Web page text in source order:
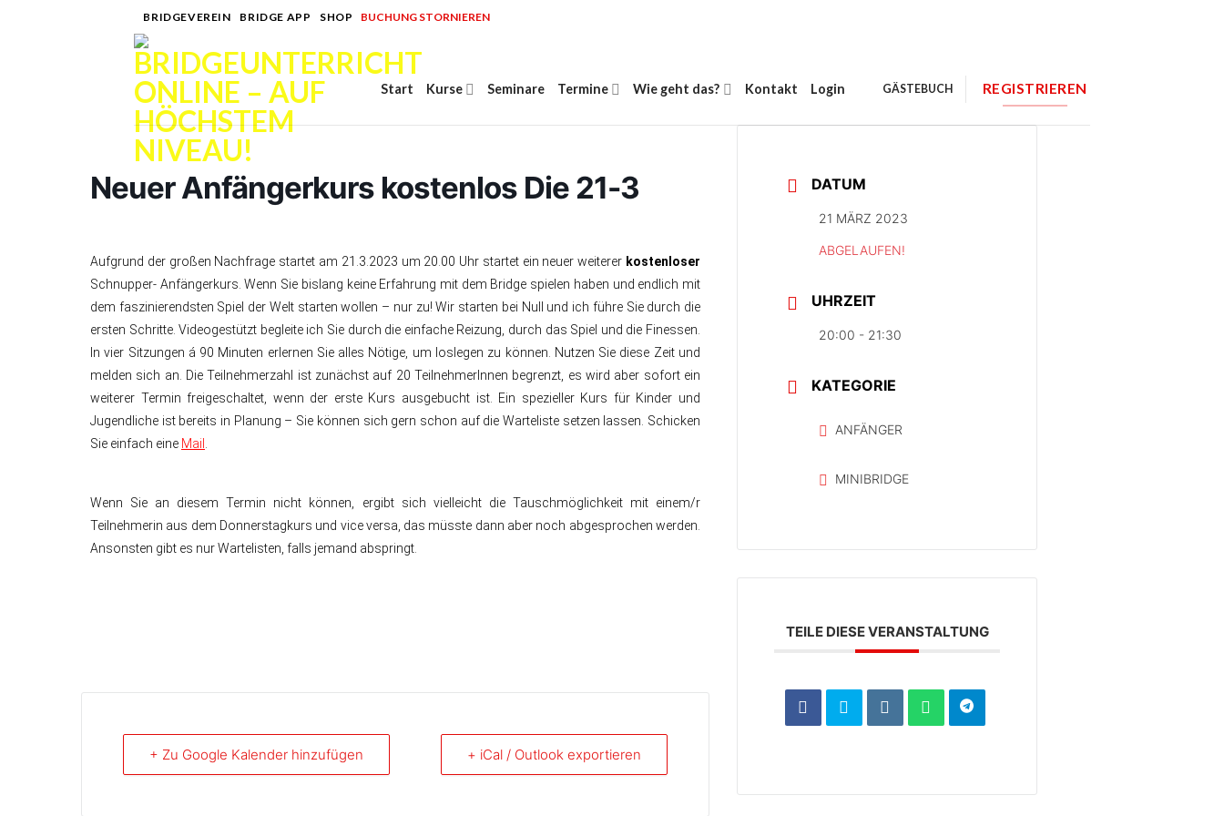
BRIDGEVEREIN BRIDGE APP SHOP BUCHUNG STORNIEREN
Start Kurse Seminare Termine Wie geht das? Kontakt Login GÄSTEBUCH REGISTRIEREN
Neuer Anfängerkurs kostenlos Die 21-3
Aufgrund der großen Nachfrage startet am 21.3.2023 um 20.00 Uhr startet ein neuer weiterer kostenloser
Schnupper- Anfängerkurs. Wenn Sie bislang keine Erfahrung mit dem Bridge spielen haben und endlich mit
dem faszinierendsten Spiel der Welt starten wollen – nur zu! Wir starten bei Null und ich führe Sie durch die
ersten Schritte. Videogestützt begleite ich Sie durch die einfache Reizung, durch das Spiel und die Finessen.
In vier Sitzungen á 90 Minuten erlernen Sie alles Nötige, um loslegen zu können. Nutzen Sie diese Zeit und
melden sich an. Die Teilnehmerzahl ist zunächst auf 20 TeilnehmerInnen begrenzt, es wird aber sofort ein
weiterer Termin freigeschaltet, wenn der erste Kurs ausgebucht ist. Ein spezieller Kurs für Kinder und
Jugendliche ist bereits in Planung – Sie können sich gern schon auf die Warteliste setzen lassen. Schicken
Sie einfach eine Mail
Wenn Sie an diesem Termin nicht können, ergibt sich vielleicht die Tauschmöglichkeit mit einem/r
Teilnehmerin aus dem Donnerstagkurs und vice versa, das müsste dann aber noch abgesprochen werden.
Ansonsten gibt es nur Wartelisten, falls jemand abspringt.
+ Zu Google Kalender hinzufügen + iCal / Outlook exportieren
DATUM
21 MÄRZ 2023
ABGELAUFEN!
UHRZEIT
20:00 - 21:30
KATEGORIE
ANFÄNGER
MINIBRIDGE
TEILE DIESE VERANSTALTUNG